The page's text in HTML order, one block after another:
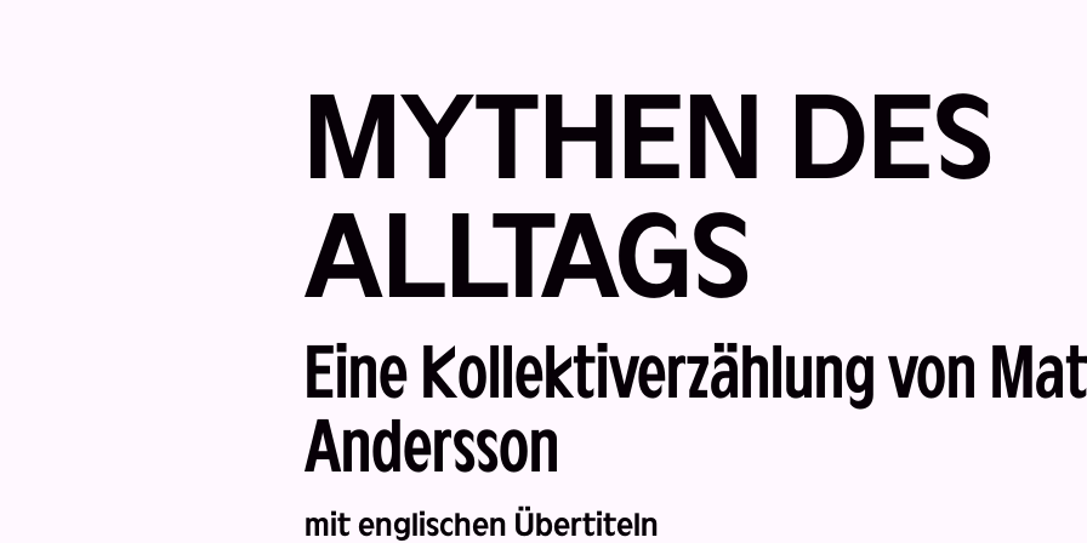
MYTHEN DES
ALLTAGS
Back
Eine Kollektiverzählung von
Andersson
mit englischen Übertiteln